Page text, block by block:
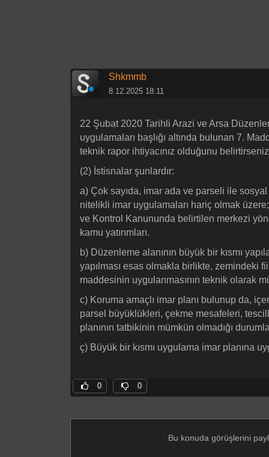
Shkmmb
8.12.2025 18:11
22 Şubat 2020 Tarihli Arazi ve Arsa
uygulamaları başlığı altında bulunan 7.
teknik rapor ihtiyacınız olduğunu belirtirseniz
(2) İstisnalar şunlardır:
a) Çok sayıda, imar ada ve parseli ile
nitelikli imar uygulamaları hariç olmak
ve Kontrol Kanununda belirtilen merkezi
kamu yatırımları.
b) Düzenleme alanının büyük bir kısmı
yapılması esas olmakla birlikte, zemindeki
maddesinin uygulanmasının teknik olarak
c) Koruma amaçlı imar planı bulunup da,
parsel büyüklükleri, çekme mesafeleri,
planının tatbikinin mümkün olmadığı
ç) Büyük bir kısmı uygulama imar planına
0 0
Bu konuda görüşlerini